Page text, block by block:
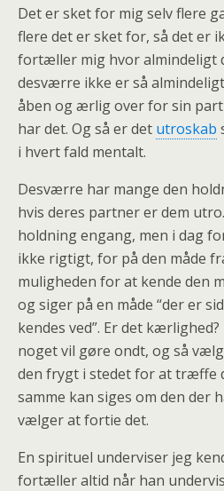
Det er sket for mig selv flere
flere det er sket for, så det er
fortæller mig hvor almindeligt
desværre ikke er så
åben og ærlig over for sin
har det. Og så er det utroskab
i hvert fald mentalt.
Desværre har mange den
hvis deres partner er dem
holdning engang, men i dag
ikke rigtigt, for på den måde
muligheden for at kende den
og siger på en måde “der er
kendes ved”. Er det
noget vil gøre ondt, og så
den frygt i stedet for at træffe
samme kan siges om den der
vælger at fortie det.
En spirituel underviser jeg
fortæller altid når han